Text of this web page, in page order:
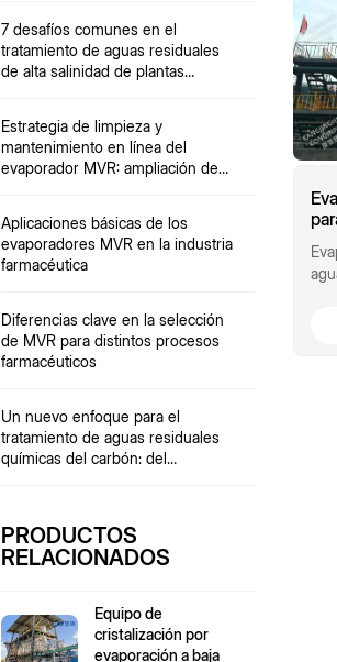
7 desafíos comunes en el
tratamiento de aguas residuales
de alta salinidad de plantas
Estrategia de limpieza y
mantenimiento en línea del
evaporador MVR: ampliación de
Aplicaciones básicas de los
evaporadores MVR en la industria
farmacéutica
Diferencias clave en la selección
de MVR para distintos procesos
farmacéuticos
Un nuevo enfoque para el
tratamiento de aguas residuales
químicas del carbón: del
PRODUCTOS
RELACIONADOS
Equipo de
cristalización por
evaporación a baja
+
los
de
RD